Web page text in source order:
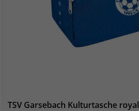
TSV Garsebach Kulturtasche royal